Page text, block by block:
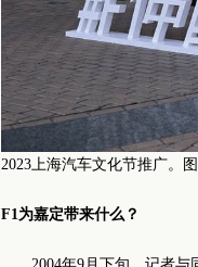
2023上海汽车文化节推广。
F1为嘉定带来什么？